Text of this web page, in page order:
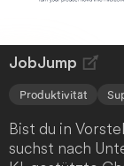
JobJump
Produktivität
Bist du in
suchst nach